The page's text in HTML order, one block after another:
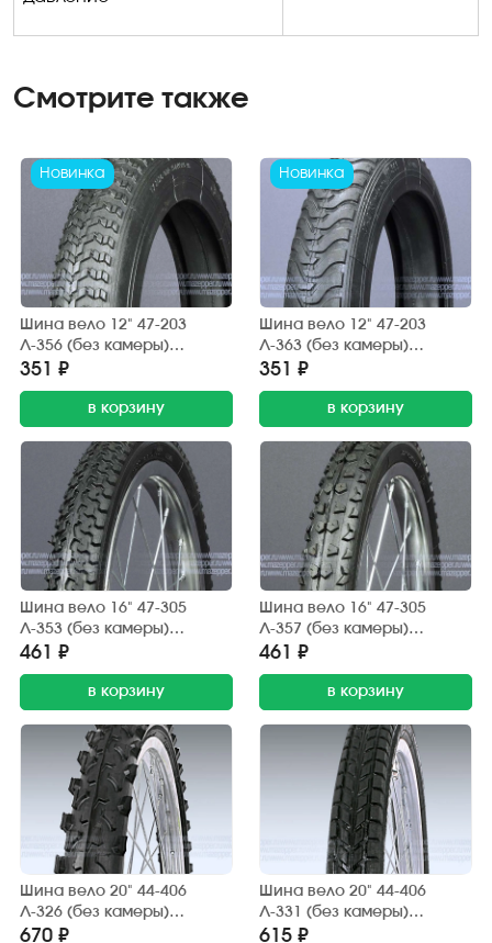
Смотрите также
Новинка
Шина вело 12" 47-203
Л-356 (без камеры)
"ПЕТРОШИНА" (12х1,75)
детские коляски
351 ₽
в корзину
Новинка
Шина вело 12" 47-203
Л-363 (без камеры)
"ПЕТРОШИНА" (12х1,75)
детские коляски
351 ₽
в корзину
Шина вело 16" 47-305
Л-353 (без камеры)
"ПЕТРОШИНА" (16х1,75)
дорога, грунт
461 ₽
в корзину
Шина вело 16" 47-305
Л-357 (без камеры)
"ПЕТРОШИНА" (16х1,85)
шип.
461 ₽
в корзину
Шина вело 20" 44-406
Л-326 (без камеры)
"ПЕТРОШИНА" (20х1,95)
670 ₽
Шина вело 20" 44-406
Л-331 (без камеры)
"ПЕТРОШИНА" (20х1,75)
615 ₽